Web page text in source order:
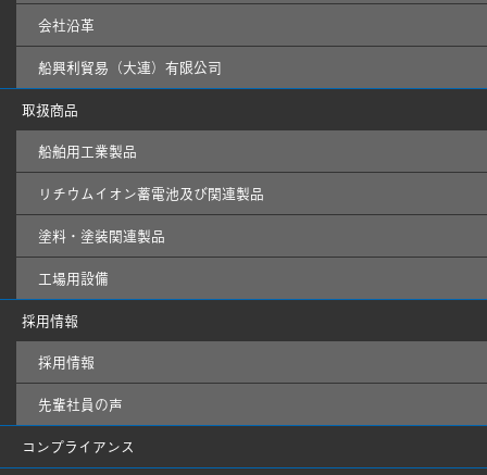
会社沿革
船興利貿易（大連）有限公司
取扱商品
船舶用工業製品
リチウムイオン蓄電池及び関連製品
塗料・塗装関連製品
工場用設備
採用情報
採用情報
先輩社員の声
コンプライアンス